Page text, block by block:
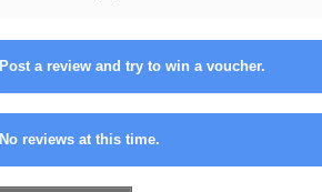
Post a review and try to win a voucher.
No reviews at this time.